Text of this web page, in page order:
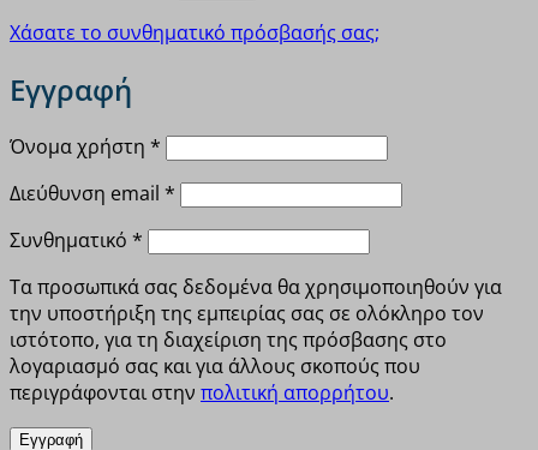
Χάσατε το συνθηματικό πρόσβασής σας;
Εγγραφή
Όνομα χρήστη * Απαιτείται
Διεύθυνση email * Απαιτείται
Συνθηματικό * Απαιτείται
Τα προσωπικά σας δεδομένα θα χρησιμοποιηθούν για
την υποστήριξη της εμπειρίας σας σε ολόκληρο τον
ιστότοπο, για τη διαχείριση της πρόσβασης στο
λογαριασμό σας και για άλλους σκοπούς που
περιγράφονται στην πολιτική απορρήτου.
Εγγραφή